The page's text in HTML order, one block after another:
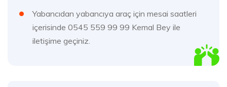
Yabancıdan yabancıya araç için mesai saatleri
içerisinde 0545 559 99 99 Kemal Bey ile
iletişime geçiniz.